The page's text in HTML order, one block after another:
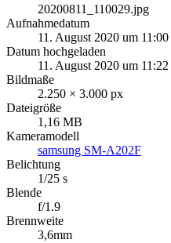
20200811_110029.jpg
Aufnahmedatum
11. August 2020 um 11:00
Datum hochgeladen
11. August 2020 um 11:22
Bildmaße
2.250 × 3.000 px
Dateigröße
1,16 MB
Kameramodell
samsung SM-A202F
Belichtung
1/25 s
Blende
f/1.9
Brennweite
3,6mm